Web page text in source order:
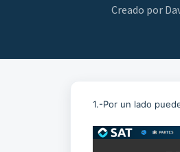
Creado por
1.-Por un lado